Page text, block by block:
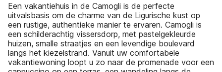
Een vakantiehuis in de Camogli is de perfecte
uitvalsbasis om de charme van de Ligurische kust op
een rustige, authentieke manier te ervaren. Camogli is
een schilderachtig vissersdorp, met pastelgekleurde
huizen, smalle straatjes en een levendige boulevard
langs het kiezelstrand. Vanuit uw comfortabele
vakantiewoning loopt u zo naar de promenade voor een